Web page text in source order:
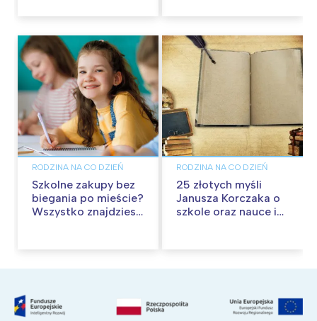
RODZINA NA CO DZIEŃ
Szkolne zakupy bez
biegania po mieście?
Wszystko znajdziesz
RODZINA NA CO DZIEŃ
25 złotych myśli
Janusza Korczaka o
szkole oraz nauce i